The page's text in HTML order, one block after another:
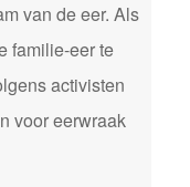
van de eer. Als
familie-eer te
activisten
voor eerwraak